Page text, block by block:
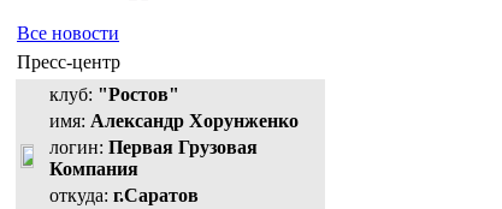
Все новости
Пресс-центр
клуб: "Ростов"
имя: Александр Хорунженко
логин: Первая Грузовая
Компания
откуда: г.Саратов